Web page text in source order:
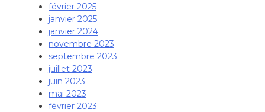
février 2025
janvier 2025
janvier 2024
novembre 2023
septembre 2023
juillet 2023
juin 2023
mai 2023
février 2023